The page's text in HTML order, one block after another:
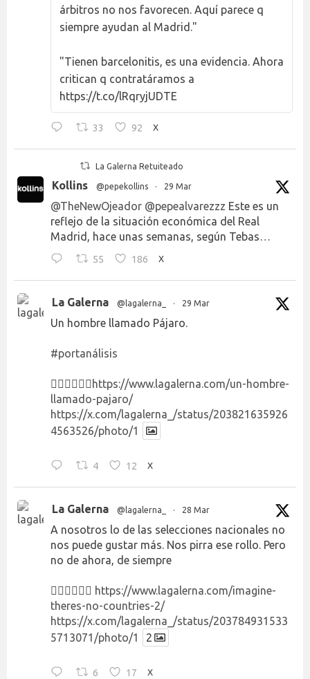
árbitros no nos favorecen. Aquí parece q
siempre ayudan al Madrid."
"Tienen barcelonitis, es una evidencia. Ahora
critican q contratáramos a
https://t.co/lRqryjUDTE
33 92 X
La Galerna Retuiteado
Kollins @pepekollins · 29 Mar
@TheNewOjeador @pepealvarezzz Este es un
reflejo de la situación económica del Real
Madrid, hace unas semanas, según Tebas…
55 186 X
La Galerna @lagalerna_ · 29 Mar
Un hombre llamado Pájaro.
#portanálisis
👉🏻👉🏻👉🏻 https://www.lagalerna.com/un-hombre-
llamado-pajaro/
https://x.com/lagalerna_/status/203821635926
4563526/photo/1
4 12 X
La Galerna @lagalerna_ · 28 Mar
A nosotros lo de las selecciones nacionales no
nos puede gustar más. Nos pirra ese rollo. Pero
no de ahora, de siempre
👉🏻👉🏻👉🏻 https://www.lagalerna.com/imagine-
theres-no-countries-2/
https://x.com/lagalerna_/status/203784931533
5713071/photo/1
2
6 17 X